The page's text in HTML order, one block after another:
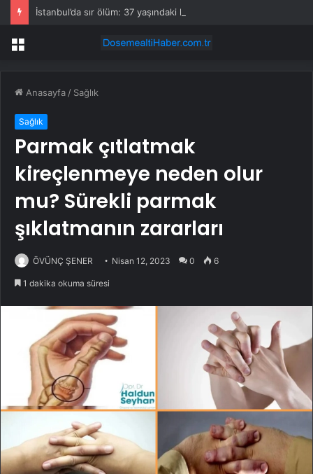
Menü
Anasayfa / Sağlık
Sağlık
Parmak çıtlatmak
kireçlenmeye neden olur
mu? Sürekli parmak
şıklatmanın zararları
ÖVÜNÇ ŞENER Nisan 12, 2023 0 6
1 dakika okuma süresi